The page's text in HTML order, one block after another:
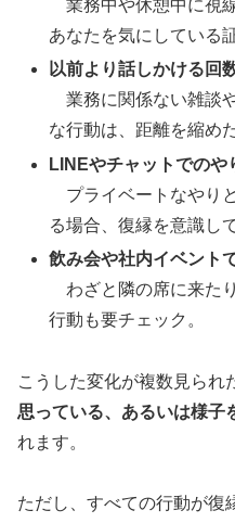
業務中や休憩中に視
あなたを気にしている
以前より話しかける回
業務に関係ない雑談
な行動は、距離を縮め
LINEやチャットでのや
プライベートなやり
る場合、復縁を意識し
飲み会や社内イベント
わざと隣の席に来た
行動も要チェック。
こうした変化が複数見られ
思っている、あるいは様子
れます。
ただし、すべての行動が復